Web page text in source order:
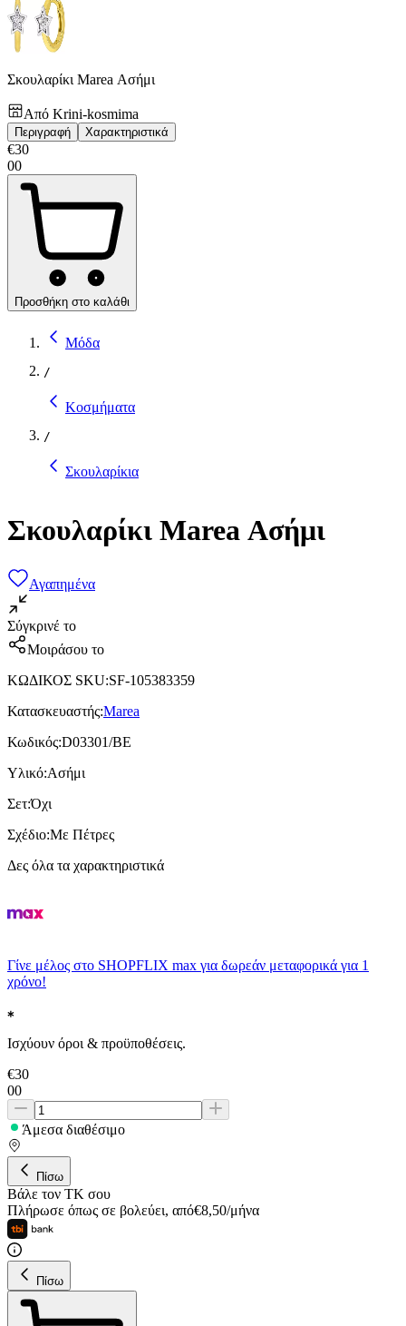
Σκουλαρίκι Marea Ασήμι
Από Krini-kosmima
Περιγραφή Χαρακτηριστικά
€30
00
Προσθήκη στο καλάθι
Μόδα
/
Κοσμήματα
/
Σκουλαρίκια
Σκουλαρίκι Marea Ασήμι
Αγαπημένα
Σύγκρινέ το
Μοιράσου το
ΚΩΔΙΚΟΣ SKU:SF-105383359
Κατασκευαστής:Marea
Κωδικός:D03301/BE
Υλικό:Ασήμι
Σετ:Όχι
Σχέδιο:Με Πέτρες
Δες όλα τα χαρακτηριστικά
Γίνε μέλος στο SHOPFLIX max για δωρεάν μεταφορικά για 1
χρόνο!
Ισχύουν όροι & προϋποθέσεις.
€30
00
Άμεσα διαθέσιμο
Πίσω
Βάλε τον ΤΚ σου
Πλήρωσε όπως σε βολεύει, από€8,50/μήνα
Πίσω